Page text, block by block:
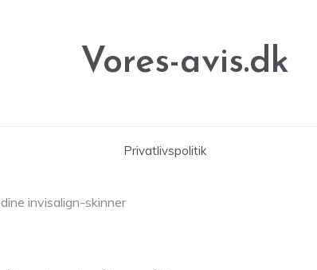
Vores-avis.dk
Privatlivspolitik
invisalign-skinner